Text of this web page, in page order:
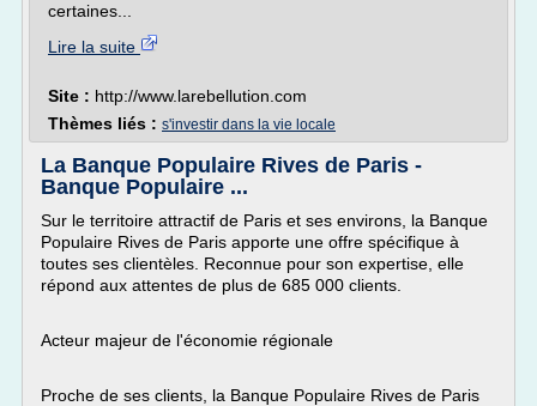
certaines...
Lire la suite
Site : http://www.larebellution.com
Thèmes liés : s'investir dans la vie locale
La Banque Populaire Rives de Paris -
Banque Populaire ...
Sur le territoire attractif de Paris et ses environs, la Banque
Populaire Rives de Paris apporte une offre spécifique à
toutes ses clientèles. Reconnue pour son expertise, elle
répond aux attentes de plus de 685 000 clients.
Acteur majeur de l'économie régionale
Proche de ses clients, la Banque Populaire Rives de Paris